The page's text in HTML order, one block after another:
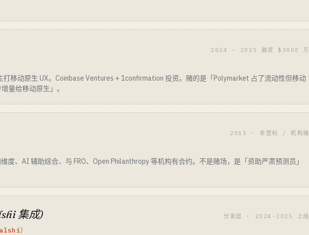
2024 · 2025 融资 $3000 万
移动原生 UX。Coinbase Ventures + 1confirmation 投资。赌的是「Polymarket 占了流动性但移动
量给移动原生」。
2015 · 非营利 / 机构端
度、AI 辅助综合、与 FRO、Open Philanthropy 等机构有合约。不是赌场，是「资助严肃预测员」
集成) 分发层 · 2024-2025 上线
）